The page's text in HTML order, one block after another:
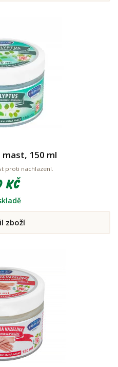
mast, 150 ml
proti nachlazení.
Kč
zboží